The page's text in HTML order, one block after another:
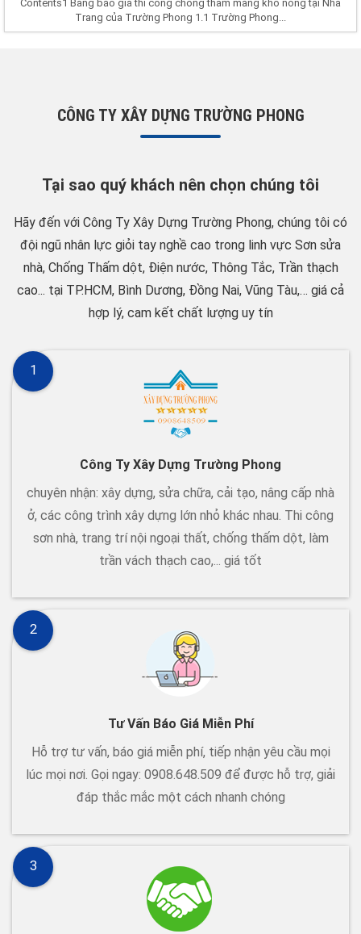
Contents1 Bảng báo giá thi công chống thấm màng khò nóng tại Nha
Trang của Trường Phong 1.1 Trường Phong...
CÔNG TY XÂY DỰNG TRƯỜNG PHONG
Tại sao quý khách nên chọn chúng tôi
Hãy đến với Công Ty Xây Dựng Trường Phong, chúng tôi có
đội ngũ nhân lực giỏi tay nghề cao trong linh vực Sơn sửa
nhà, Chống Thấm dột, Điện nước, Thông Tắc, Trần thạch
cao... tại TP.HCM, Bình Dương, Đồng Nai, Vũng Tàu,… giá cả
hợp lý, cam kết chất lượng uy tín
Công Ty Xây Dựng Trường Phong
chuyên nhận: xây dựng, sửa chữa, cải tạo, nâng cấp nhà
ở, các công trình xây dựng lớn nhỏ khác nhau. Thi công
sơn nhà, trang trí nội ngoại thất, chống thấm dột, làm
trần vách thạch cao,... giá tốt
1
Tư Vấn Báo Giá Miễn Phí
Hỗ trợ tư vấn, báo giá miễn phí, tiếp nhận yêu cầu mọi
lúc mọi nơi. Gọi ngay: 0908.648.509 để được hỗ trợ, giải
đáp thắc mắc một cách nhanh chóng
2
3